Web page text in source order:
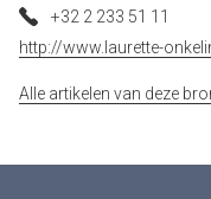
+32 2 233 51 11
http://www.laurette-
Alle artikelen van deze